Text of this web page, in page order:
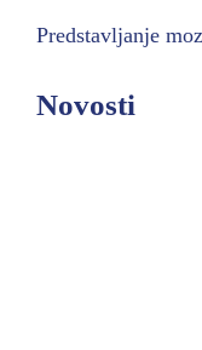
Predstavljanje
Novosti